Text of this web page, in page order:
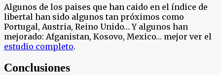
Algunos de los paises que han caido en el índice de
libertal han sido algunos tan próximos como
Portugal, Austria, Reino Unido… Y algunos han
mejorado: Afganistan, Kosovo, Mexico… mejor ver el
estudio completo.
Conclusiones